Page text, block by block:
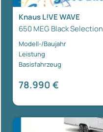
Knaus L!VE WAVE
650 MEG Black Selection
Modell-/Baujahr
Leistung
Basisfahrzeug
78.990 €